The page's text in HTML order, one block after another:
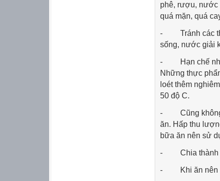
phê, rượu, nước
quá mặn, quá
- Tránh các
sống, nước giải
- Hạn chế
Những thực
loét thêm
50 độ C.
- Cũng không
ăn. Hấp thu
bữa ăn nên sử
- Chia thành 4-
- Khi ăn nên